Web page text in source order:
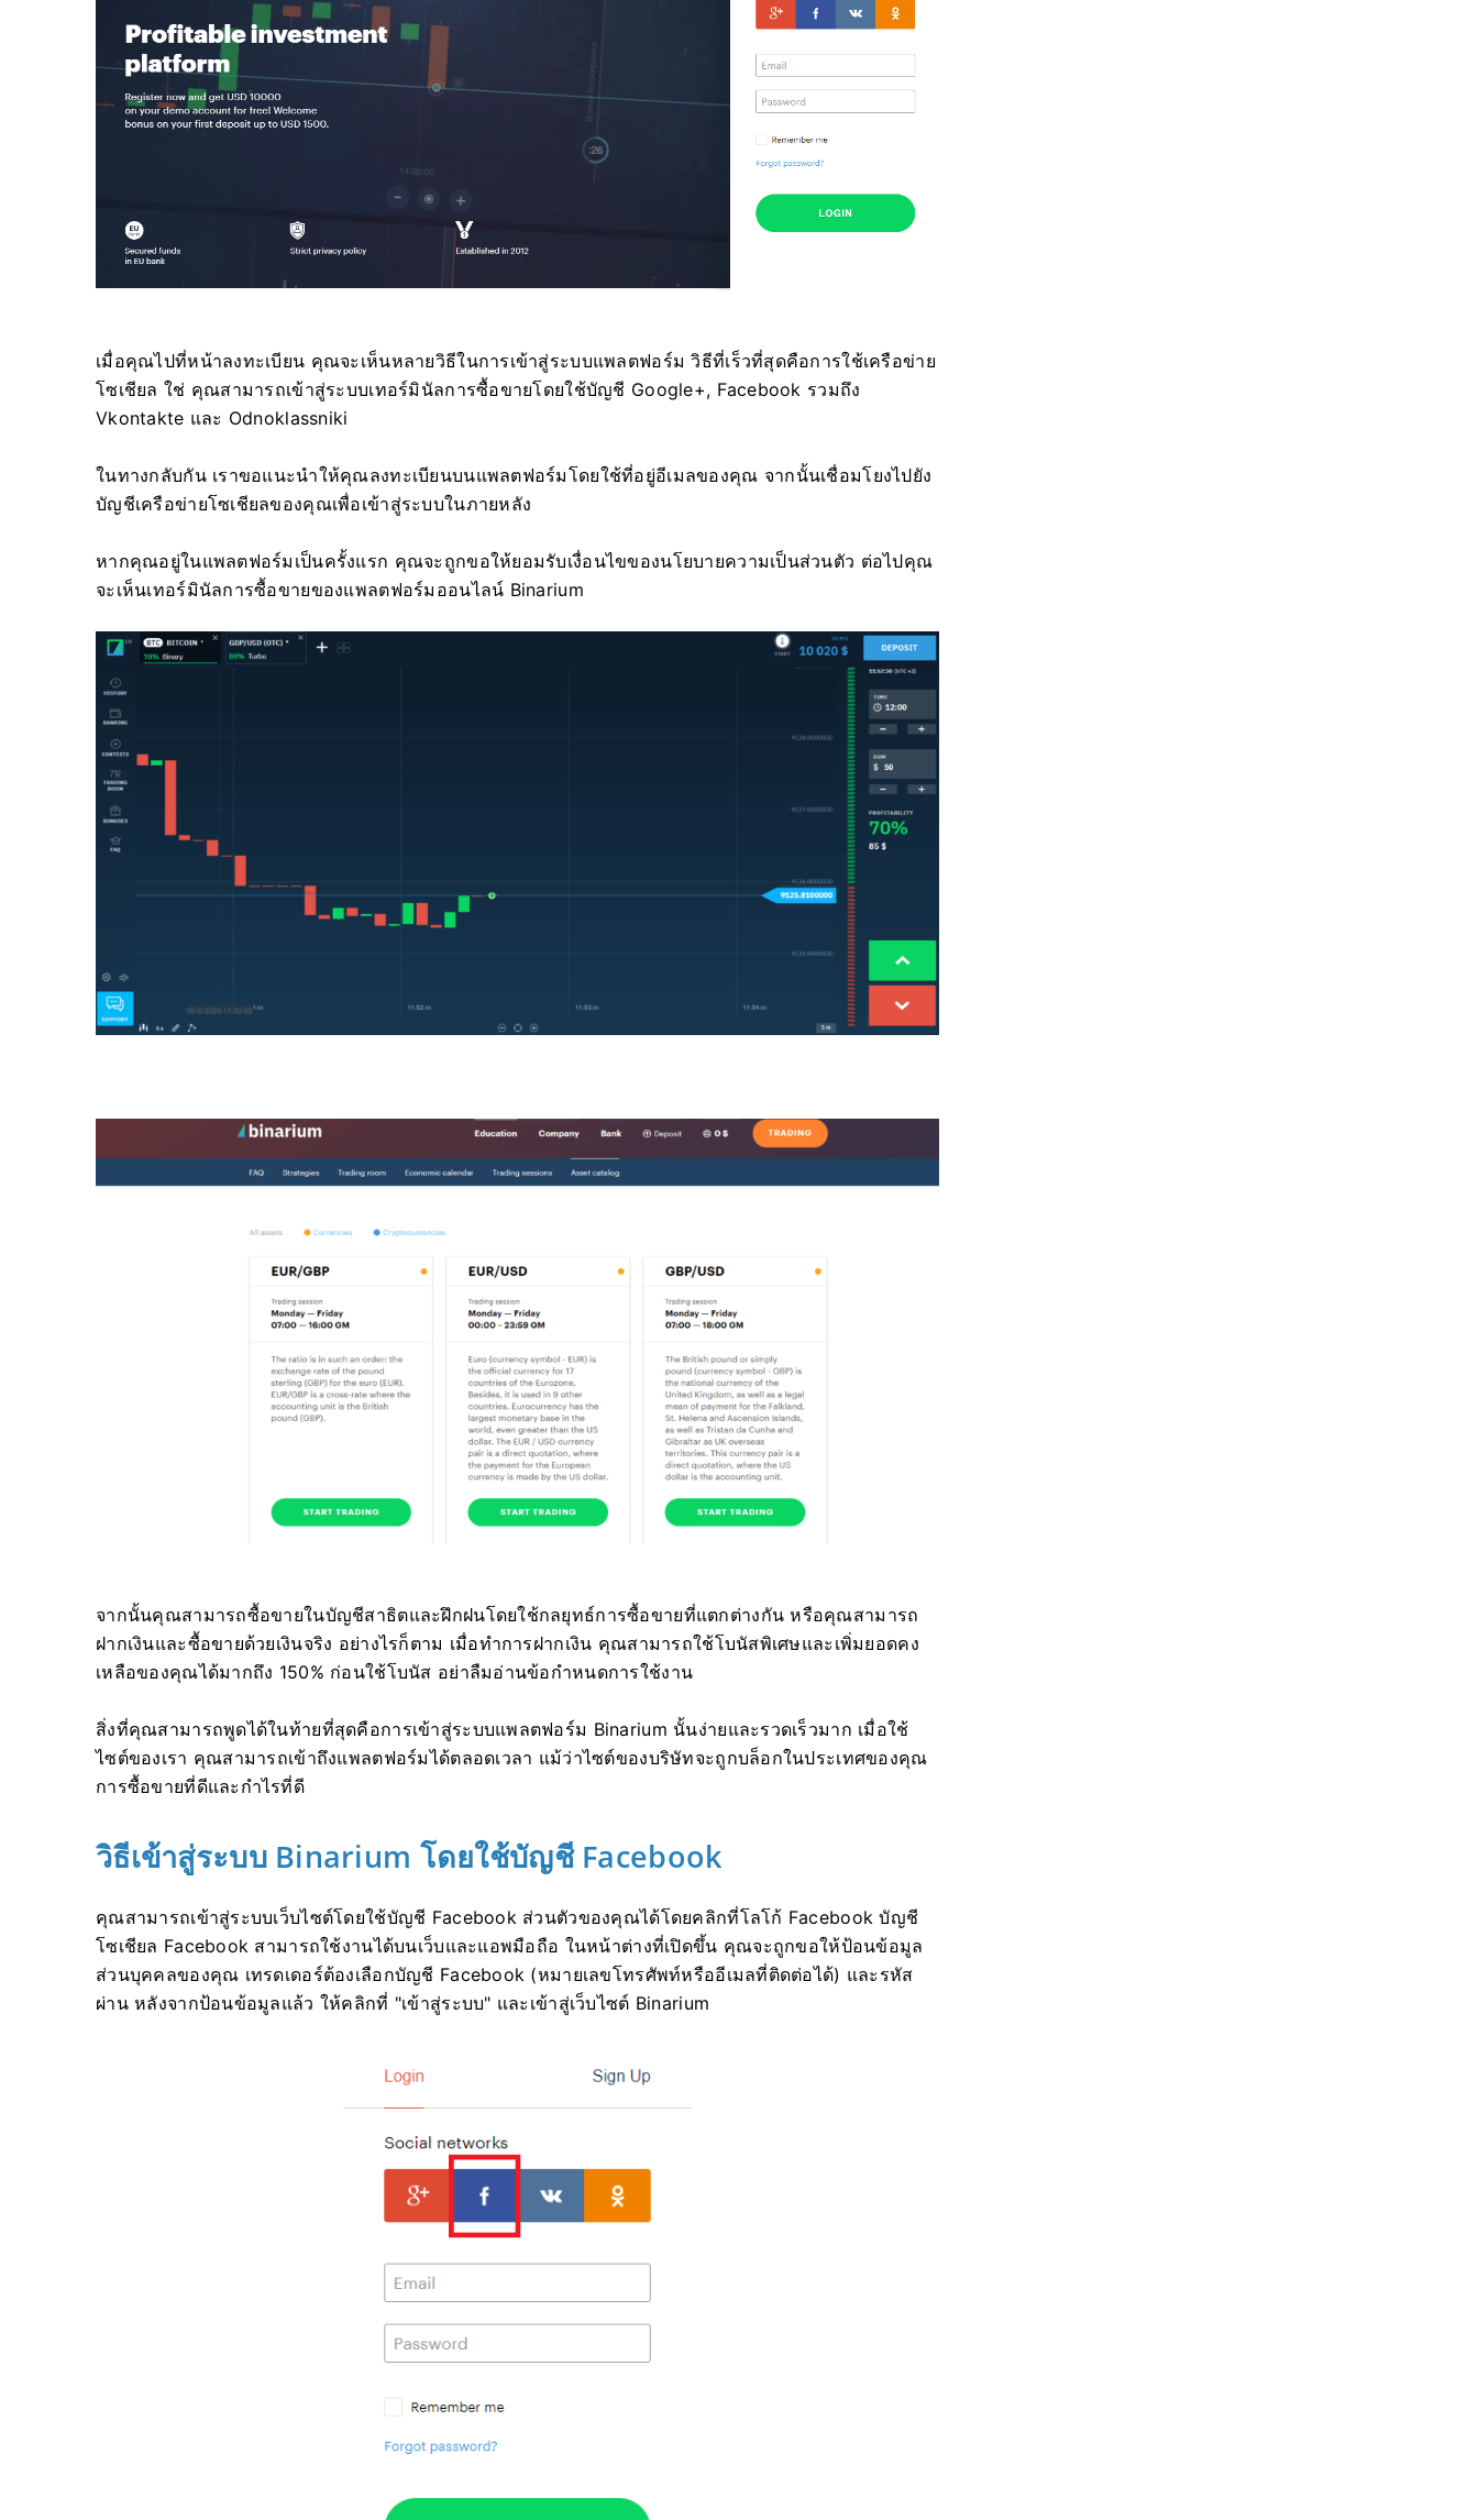
เมื่อคุณไปที่หน้าลงทะเบียน คุณจะเห็นหลายวิธีในการเข้าสู่ระบบแพลตฟอร์ม วิธีที่เร็วที่สุดคือการใช้เครือข่าย
โซเชียล ใช่ คุณสามารถเข้าสู่ระบบเทอร์มินัลการซื้อขายโดยใช้บัญชี Google+, Facebook รวมถึง
Vkontakte และ Odnoklassniki
ในทางกลับกัน เราขอแนะนำให้คุณลงทะเบียนบนแพลตฟอร์มโดยใช้ที่อยู่อีเมลของคุณ จากนั้นเชื่อมโยงไปยัง
บัญชีเครือข่ายโซเชียลของคุณเพื่อเข้าสู่ระบบในภายหลัง
หากคุณอยู่ในแพลตฟอร์มเป็นครั้งแรก คุณจะถูกขอให้ยอมรับเงื่อนไขของนโยบายความเป็นส่วนตัว ต่อไปคุณ
จะเห็นเทอร์มินัลการซื้อขายของแพลตฟอร์มออนไลน์ Binarium
จากนั้นคุณสามารถซื้อขายในบัญชีสาธิตและฝึกฝนโดยใช้กลยุทธ์การซื้อขายที่แตกต่างกัน หรือคุณสามารถ
ฝากเงินและซื้อขายด้วยเงินจริง อย่างไรก็ตาม เมื่อทำการฝากเงิน คุณสามารถใช้โบนัสพิเศษและเพิ่มยอดคง
เหลือของคุณได้มากถึง 150% ก่อนใช้โบนัส อย่าลืมอ่านข้อกำหนดการใช้งาน
สิ่งที่คุณสามารถพูดได้ในท้ายที่สุดคือการเข้าสู่ระบบแพลตฟอร์ม Binarium นั้นง่ายและรวดเร็วมาก เมื่อใช้
ไซต์ของเรา คุณสามารถเข้าถึงแพลตฟอร์มได้ตลอดเวลา แม้ว่าไซต์ของบริษัทจะถูกบล็อกในประเทศของคุณ
การซื้อขายที่ดีและกำไรที่ดี
วิธีเข้าสู่ระบบ Binarium โดยใช้บัญชี Facebook
คุณสามารถเข้าสู่ระบบเว็บไซต์โดยใช้บัญชี Facebook ส่วนตัวของคุณได้โดยคลิกที่โลโก้ Facebook บัญชี
โซเชียล Facebook สามารถใช้งานได้บนเว็บและแอพมือถือ ในหน้าต่างที่เปิดขึ้น คุณจะถูกขอให้ป้อนข้อมูล
ส่วนบุคคลของคุณ เทรดเดอร์ต้องเลือกบัญชี Facebook (หมายเลขโทรศัพท์หรืออีเมลที่ติดต่อได้) และรหัส
ผ่าน หลังจากป้อนข้อมูลแล้ว ให้คลิกที่ "เข้าสู่ระบบ" และเข้าสู่เว็บไซต์ Binarium